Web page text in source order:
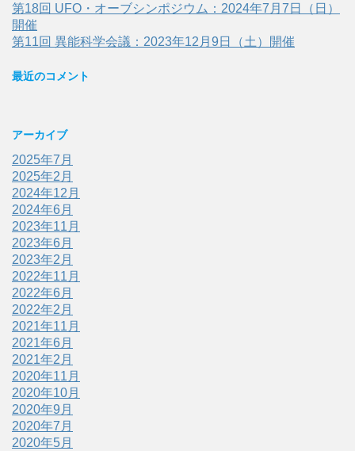
第18回 UFO・オーブシンポジウム：2024年7月7日（日）
開催
第11回 異能科学会議：2023年12月9日（土）開催
最近のコメント
アーカイブ
2025年7月
2025年2月
2024年12月
2024年6月
2023年11月
2023年6月
2023年2月
2022年11月
2022年6月
2022年2月
2021年11月
2021年6月
2021年2月
2020年11月
2020年10月
2020年9月
2020年7月
2020年5月